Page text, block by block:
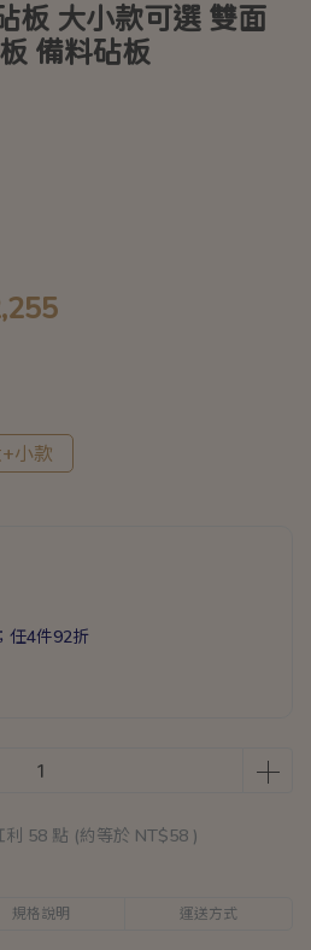
板 大小款可選 雙面
備料砧板
小款
任4件92折
58 點 (約等於 NT$58 )
規格說明 運送方式